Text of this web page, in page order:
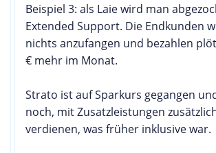
Beispiel 3: als Laie wird man
Extended Support. Die Endkunden
nichts anzufangen und bezahlen
€ mehr im Monat.
Strato ist auf Sparkurs gegangen
noch, mit Zusatzleistungen
verdienen, was früher inklusive war.